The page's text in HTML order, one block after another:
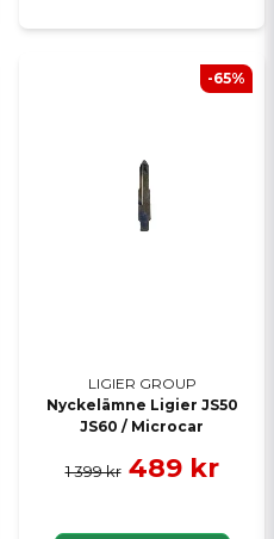
LIGIER GROUP
Nyckelämne Ligier JS50
JS60 / Microcar
1 399 kr 489 kr
-65%